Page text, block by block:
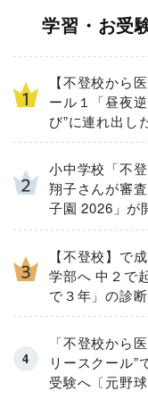
学習・お受
【不登校から
ール１「昼夜
び”に連れ出し
小中学校「不
翔子さんが審
子園 2026」が
【不登校】で
学部へ 中２で
で３年」の診
「不登校から
リースクール”
受験へ〔元野